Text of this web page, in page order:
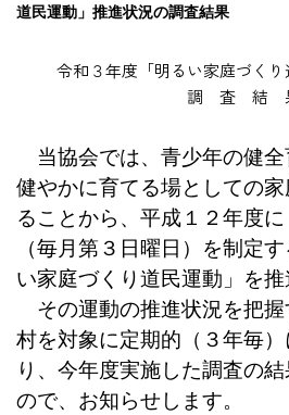
道民運動」推進状況の調査結果
令和３年度「明るい家庭づく
調 査 結
当協会では、青少年の健
健やかに育てる場としての
ることから、平成１２年度に
（毎月第３日曜日）を制定
い家庭づくり道民運動」を推
その運動の推進状況を把
村を対象に定期的（３年毎
り、今年度実施した調査の
ので、お知らせします。